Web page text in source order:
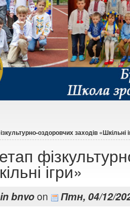
оздоровчих заходів «Шкільні
ігри»
bnvoon Птн, 04/12/